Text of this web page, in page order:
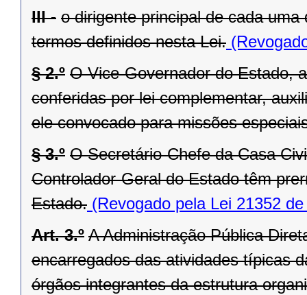
III - o dirigente principal de cada
termos definidos nesta Lei.
§ 2.º O Vice-Governador do Estado,
conferidas por lei complementar,
ele convocado para missões
§ 3.º O Secretário-Chefe da Casa
Controlador-Geral do Estado têm
Estado. (Revogado pela Lei 21352
Art. 3.º A Administração Pública
encarregados das atividades típicas
órgãos integrantes da estrutura